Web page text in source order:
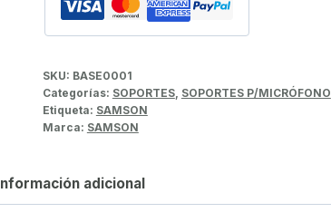
SKU: BASE0001
Categorías: SOPORTES, SOPORTES P/MICRÓFONO
Etiqueta: SAMSON
Marca: SAMSON
Información adicional